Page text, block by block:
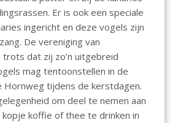
Er is ook een speciale
ingericht en deze vogels zijn
De vereniging van
trots dat zij zo’n uitgebreid
mag tentoonstellen in de
Hornweg tijdens de kerstdagen.
om deel te nemen aan
koffie of thee te drinken in